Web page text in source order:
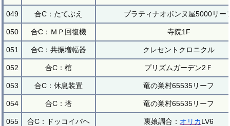
049 合C：たてぶえ プラティナオボンヌ屋5000リー
050 合C：ＭＰ回復機 寺院1F
051 合C：共振増幅器 クレセントクロニクル
052 合C：棺 プリズムガーデン2Ｆ
053 合C：休息装置 竜の巣村65535リーフ
054 合C：塔 竜の巣村65535リーフ
055 合C：ドッコイパヘ 裏娘調合： オリカLV6